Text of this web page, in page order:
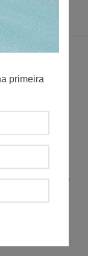
(11) 2693-4155
SP
primeira